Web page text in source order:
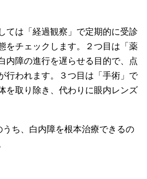
ては「経過観察」で定期的に受診
をチェックします。２つ目は「薬
内障の進行を遅らせる目的で、点
行われます。３つ目は「手術」で
を取り除き、代わりに眼内レンズ
うち、白内障を根本治療できるの